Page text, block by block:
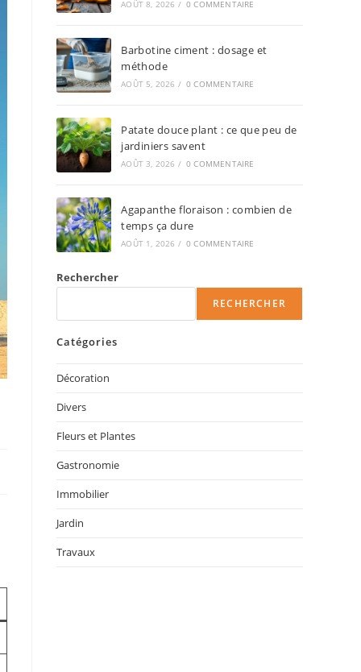
AOÛT 8, 2026 / 0 COMMENTAIRE
Barbotine ciment : dosage et
méthode
AOÛT 5, 2026 / 0 COMMENTAIRE
Patate douce plant : ce que peu de
jardiniers savent
AOÛT 3, 2026 / 0 COMMENTAIRE
Agapanthe floraison : combien de
temps ça dure
AOÛT 1, 2026 / 0 COMMENTAIRE
Rechercher
RECHERCHER
Catégories
Décoration
Divers
Fleurs et Plantes
Gastronomie
Immobilier
Jardin
Travaux